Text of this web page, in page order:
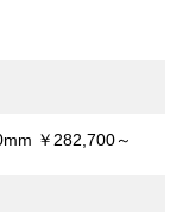
￥282,700～